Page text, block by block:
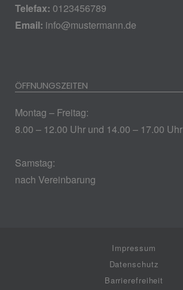
Telefax: 0123456789
Email: info@mustermann.de
ÖFFNUNGSZEITEN
Montag – Freitag:
8.00 – 12.00 Uhr und 14.00 – 17.00 Uhr
Samstag:
nach Vereinbarung
Impressum
Datenschutz
Barrierefreiheit